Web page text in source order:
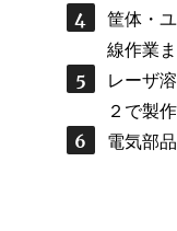
筐体・
線作業
レーザ
２で製
電気部